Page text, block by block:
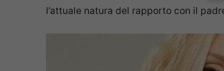
l’attuale natura del rapporto con il